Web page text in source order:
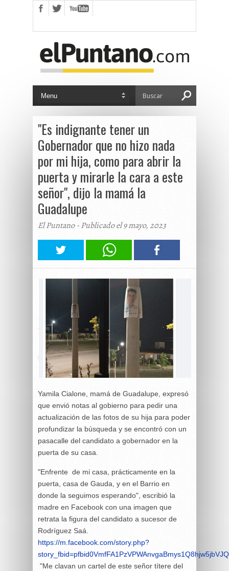
"Es indignante tener un
Gobernador que no hizo nada
por mi hija, como para abrir la
puerta y mirarle la cara a este
señor", dijo la mamá la
Guadalupe
El Puntano - Publicado el 9 mayo, 2023
Yamila Cialone, mamá de Guadalupe, expresó
que envió notas al gobierno para pedir una
actualización de las fotos de su hija para poder
profundizar la búsqueda y se encontró con un
pasacalle del candidato a gobernador en la
puerta de su casa.
"Enfrente de mi casa, prácticamente en la
puerta, casa de Gauda, y en el Barrio en
donde la seguimos esperando", escribió la
madre en Facebook con una imagen que
retrata la figura del candidato a sucesor de
Rodríguez Saá.
https://m.facebook.com/story.php?
"Me clavan un cartel de este señor títere del